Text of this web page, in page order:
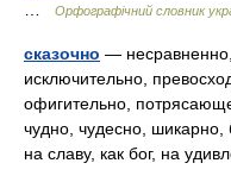
Орфографічний словник
сказочно —
исключительно,
офигительно,
чудно, чудесно, шикарно,
на славу, как бог, на